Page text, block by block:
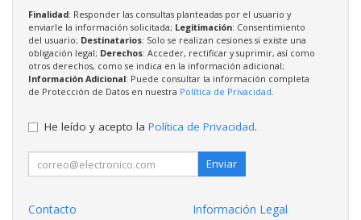
Finalidad: Responder las consultas planteadas por el usuario y
enviarle la información solicitada; Legitimación: Consentimiento
del usuario; Destinatarios: Solo se realizan cesiones si existe una
obligación legal; Derechos: Acceder, rectificar y suprimir, así como
otros derechos, como se indica en la información adicional;
Información Adicional: Puede consultar la información completa
de Protección de Datos en nuestra Política de Privacidad
He leído y acepto la Política de Privacidad.
Enviar
Contacto
Información Legal